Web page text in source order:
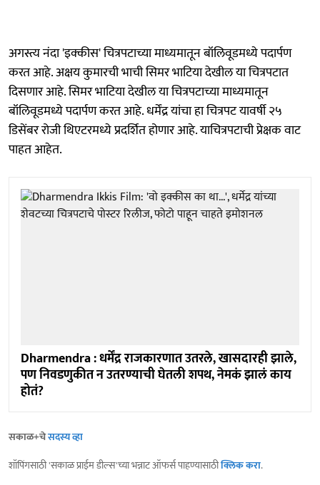
अगस्त्य नंदा 'इक्कीस' चित्रपटाच्या माध्यमातून बॉलिवूडमध्ये पदार्पण
करत आहे. अक्षय कुमारची भाची सिमर भाटिया देखील या चित्रपटात
दिसणार आहे. सिमर भाटिया देखील या चित्रपटाच्या माध्यमातून
बॉलिवूडमध्ये पदार्पण करत आहे. धर्मेंद्र यांचा हा चित्रपट यावर्षी २५
डिसेंबर रोजी थिएटरमध्ये प्रदर्शित होणार आहे. याचित्रपटाची प्रेक्षक वाट
पाहत आहेत.
Dharmendra : धर्मेंद्र राजकारणात उतरले, खासदारही झाले,
पण निवडणुकीत न उतरण्याची घेतली शपथ, नेमकं झालं काय
होतं?
सकाळ+चेसदस्य व्हा
शॉपिंगसाठी 'सकाळ प्राईम डील्स'च्या भन्नाट ऑफर्स पाहण्यासाठीक्लिक करा.